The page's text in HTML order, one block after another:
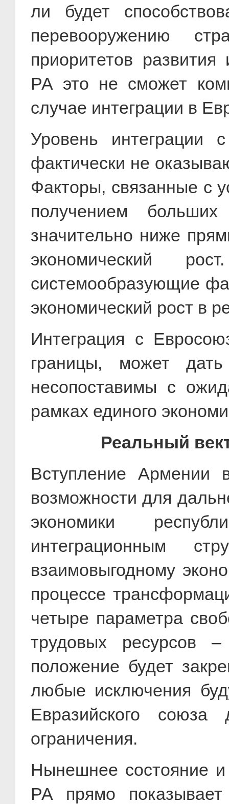
ли будет
перевооружению
приоритетов развития
РА это не сможет
случае интеграции в
Уровень
фактически не
Факторы, связанные с
получением
значительно ниже
экономический
системообразующие
экономический рост в
Интеграция с
границы, может
несопоставимы с
рамках единого
Реальный
Вступление Армении
возможности для
экономики
интеграционным
взаимовыгодному
процессе
четыре параметра
трудовых ресурсов
положение будет
любые исключения
Евразийского
ограничения.
Нынешнее состояние и
РА прямо